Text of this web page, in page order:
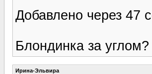
Добавлено через 47
Блондинка за углом?
Ирина-Эльвира